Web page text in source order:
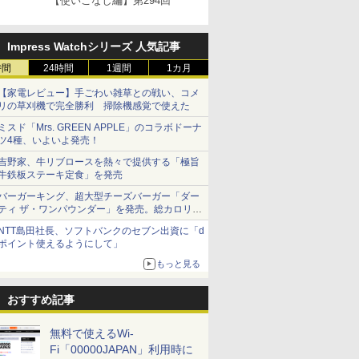
Impress Watchシリーズ 人気記事
24時間 1週間 1カ月
家電レビュー】手ごわい雑草との戦い、コメ
の草刈機で完全勝利 掃除機感覚で使えた
スド「Mrs. GREEN APPLE」のコラボドーナ
4種、いよいよ発売！
野家、牛リブロースを熱々で提供する「極旨
鉄板ステーキ定食」を発売
ーガーキング、超大型チーズバーガー「ダー
ィ ザ・ワンパウンダー」を発売。総カロリー
1656kcal、総重量約527g！
島田社長、ソフトバンクのセブン出資に「d
イント使えるようにして」
もっと見る
おすすめ記事
無料で使えるWi-
Fi「00000JAPAN」利用時に